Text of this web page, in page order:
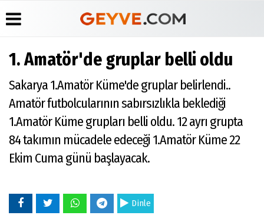
Haber
Arşivi
Günün
Haberleri
Anketler
Biyografiler
Yazarları
Video
Galeri
Foto
Galeri
İlkeleri
Medyabar.com
İletişim
1. Amatör'de gruplar belli oldu
Sakarya 1.Amatör Küme'de gruplar belirlendi..
Amatör futbolcularının sabırsızlıkla beklediği
1.Amatör Küme grupları belli oldu. 12 ayrı grupta
84 takımın mücadele edeceği 1.Amatör Küme 22
Ekim Cuma günü başlayacak.
Dinle